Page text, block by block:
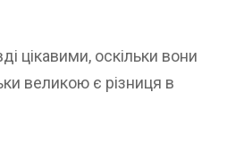
цікавими, оскільки вони
великою є різниця в